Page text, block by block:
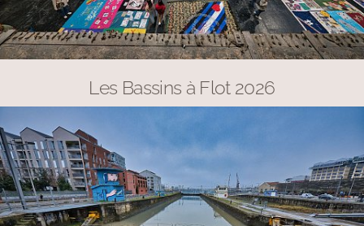
Les Bassins à Flot 2026